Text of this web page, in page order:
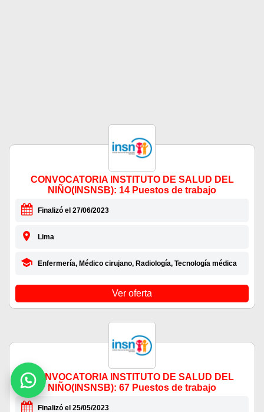
CONVOCATORIA INSTITUTO DE SALUD DEL
NIÑO(INSNSB): 14 Puestos de trabajo
Finalizó el 27/06/2023
Lima
Enfermería, Médico cirujano, Radiología, Tecnología médica
Ver oferta
CONVOCATORIA INSTITUTO DE SALUD DEL
NIÑO(INSNSB): 67 Puestos de trabajo
Finalizó el 25/05/2023